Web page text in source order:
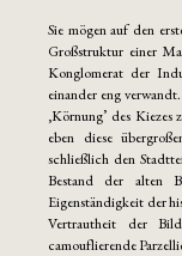
Sie mögen auf den
Großstruktur einer
Konglomerat der
einander eng
‚Körnung’ des
eben diese
schließlich den
Bestand der alten
Eigenständigkeit der
Vertrautheit der
camouflierende